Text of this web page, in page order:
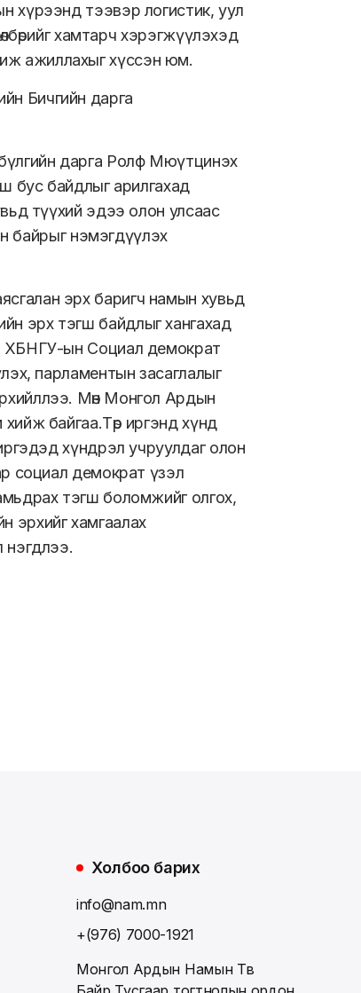
хүрээнд тээвэр логистик, уул
хамтарч хэрэгжүүлэхэд
ажиллахыг хүссэн юм.
Бичгийн дарга
дарга Ролф Мюүтцинэх
бус байдлыг арилгахад
түүхий эдээ олон улсаас
байрыг нэмэгдүүлэх
эрх баригч намын хувьд
эрх тэгш байдлыг хангахад
ХБНГУ-ын Социал демократ
парламентын засаглалыг
Мөн Монгол Ардын
байгаа.Төр иргэнд хүнд
хүндрэл учруулдаг олон
социал демократ үзэл
тэгш боломжийг олгох,
эрхийг хамгаалах
нэгдлээ.
Холбоо барих
info@nam.mn
+(976) 7000-1921
Монгол Ардын Намын Төв